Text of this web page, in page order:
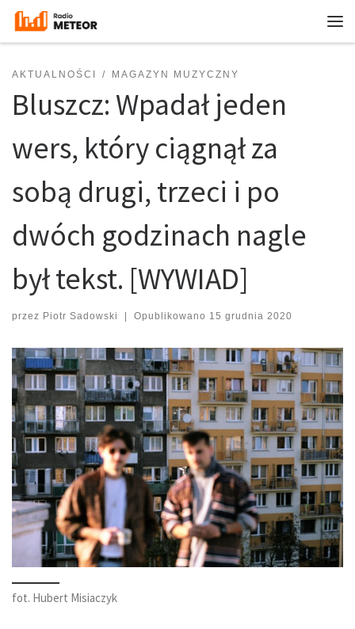
Przejdź do treści
AKTUALNOŚCI MAGAZYN MUZYCZNY
Bluszcz: Wpadał jeden
wers, który ciągnął za
sobą drugi, trzeci i po
dwóch godzinach nagle
był tekst. [WYWIAD]
przez Piotr Sadowski Opublikowano 15 grudnia 2020
fot. Hubert Misiaczyk